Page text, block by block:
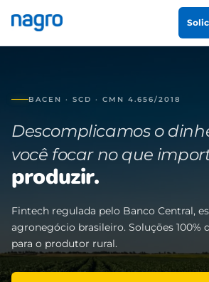
BACEN · SCD · CMN 4.656/2018
Descomplicamos o
você focar no que
produzir.
Fintech regulada pelo Banco Central,
agronegócio brasileiro. Soluções 100%
para o produtor rural.